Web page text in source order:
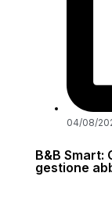
04/08/
B&B Smart:
gestione